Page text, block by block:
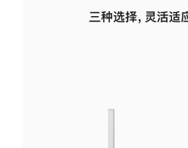
三种选择，灵活适